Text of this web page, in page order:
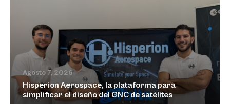
Agosto 7, 2026
Hisperion Aerospace, la plataforma para
simplificar el diseño del GNC de satélites